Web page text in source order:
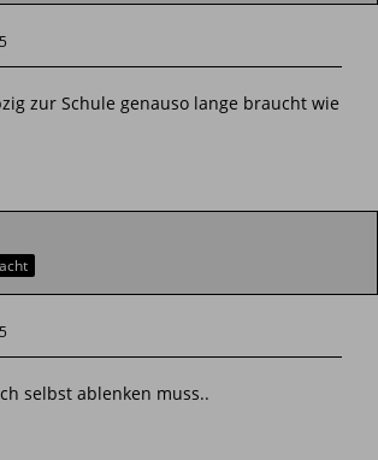
zur Schule genauso lange braucht wie
selbst ablenken muss..